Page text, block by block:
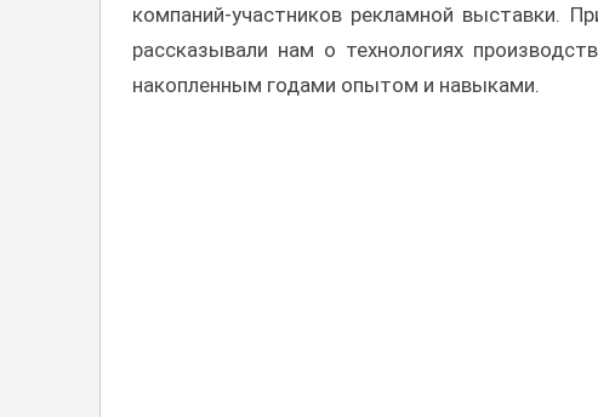
компаний-участников рекламной выставки.
рассказывали нам о технологиях
накопленным годами опытом и навыками.